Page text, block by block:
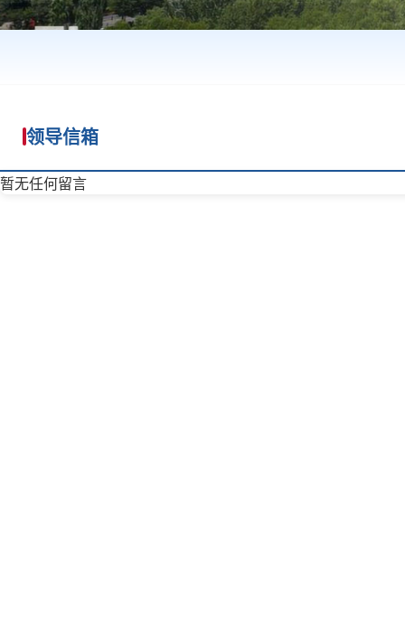
领导信箱
暂无任何留言